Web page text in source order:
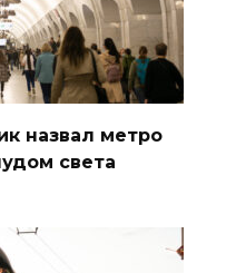
назвал метро
света